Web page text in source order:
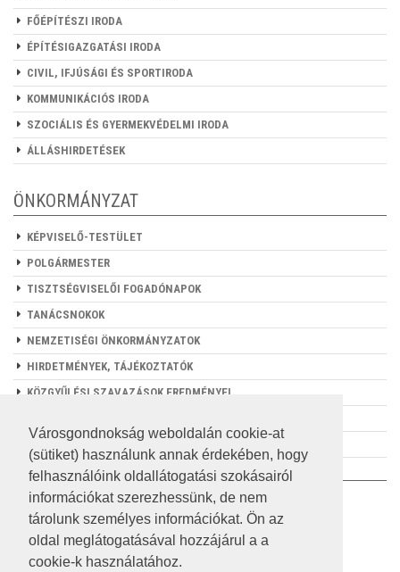
Városgondnokság weboldalán cookie-at
(sütiket) használunk annak érdekében, hogy
felhasználóink oldallátogatási szokásairól
információkat szerezhessünk, de nem
tárolunk személyes információkat. Ön az
oldal meglátogatásával hozzájárul a a
cookie-k használatához.
FŐÉPÍTÉSZI IRODA
ÉPÍTÉSIGAZGATÁSI IRODA
CIVIL, IFJÚSÁGI ÉS SPORTIRODA
KOMMUNIKÁCIÓS IRODA
SZOCIÁLIS ÉS GYERMEKVÉDELMI IRODA
ÁLLÁSHIRDETÉSEK
ÖNKORMÁNYZAT
KÉPVISELŐ-TESTÜLET
POLGÁRMESTER
TISZTSÉGVISELŐI FOGADÓNAPOK
TANÁCSNOKOK
NEMZETISÉGI ÖNKORMÁNYZATOK
HIRDETMÉNYEK, TÁJÉKOZTATÓK
KÖZGYŰLÉSI SZAVAZÁSOK EREDMÉNYEI
E-ÖNKORMÁNYZAT
IMPRESSZUM
JOGI NYILATKOZAT